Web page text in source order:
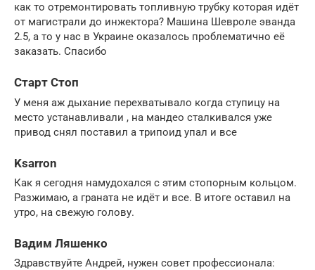
как то отремонтировать топливную трубку которая идёт
от магистрали до инжектора? Машина Шевроле эванда
2.5, а то у нас в Украине оказалось проблематично её
заказать. Спасибо
Старт Стоп
У меня аж дыхание перехватывало когда ступицу на
место устанавливали , на мандео сталкивался уже
привод снял поставил а трипоид упал и все
Ksarron
Как я сегодня намудохался с этим стопорным кольцом.
Разжимаю, а граната не идёт и все. В итоге оставил на
утро, на свежую голову.
Вадим Ляшенко
Здравствуйте Андрей, нужен совет профессионала: